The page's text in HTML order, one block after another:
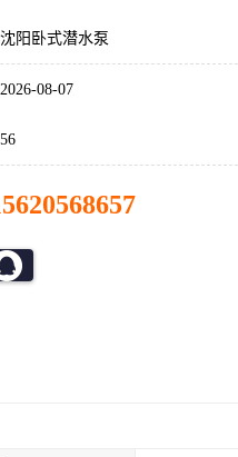
沈阳卧式潜水泵
2026-08-07
56